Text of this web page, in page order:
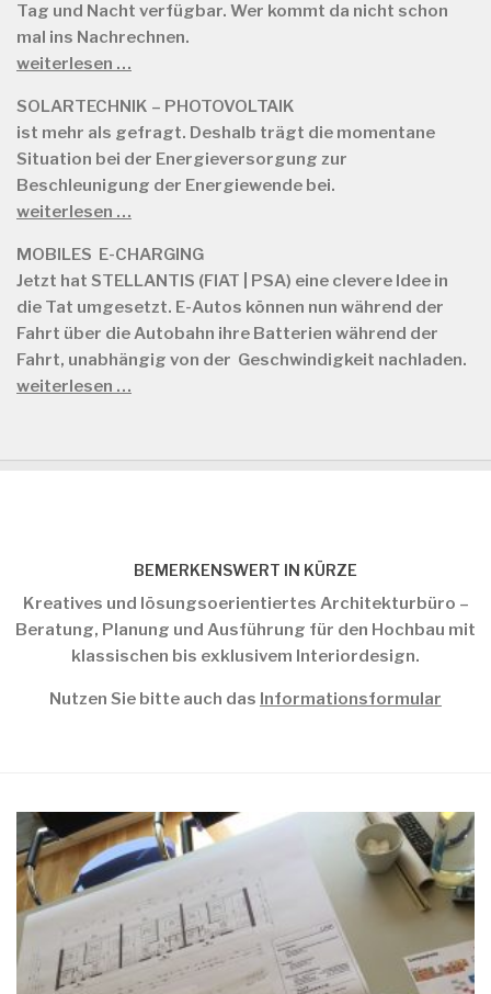
Tag und Nacht verfügbar. Wer kommt da nicht schon
mal ins Nachrechnen.
weiterlesen …
SOLARTECHNIK – PHOTOVOLTAIK
ist mehr als gefragt. Deshalb trägt die momentane
Situation bei der Energieversorgung zur
Beschleunigung der Energiewende bei.
weiterlesen …
MOBILES E-CHARGING
Jetzt hat STELLANTIS (FIAT | PSA) eine clevere Idee in
die Tat umgesetzt. E-Autos können nun während der
Fahrt über die Autobahn ihre Batterien während der
Fahrt, unabhängig von der Geschwindigkeit nachladen.
weiterlesen …
BEMERKENSWERT IN KÜRZE
Kreatives und lösungsoerientiertes Architekturbüro –
Beratung, Planung und Ausführung für den Hochbau mit
klassischen bis exklusivem Interiordesign.
Nutzen Sie bitte auch das Informationsformular